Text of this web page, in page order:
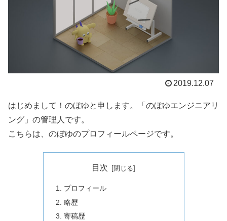
2019.12.07
はじめまして！のぼゆと申します。「のぼゆエンジニアリ
ング」の管理人です。
こちらは、のぼゆのプロフィールページです。
目次
プロフィール
略歴
寄稿歴